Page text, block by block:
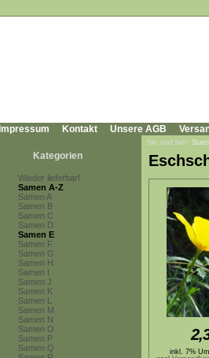
Impressum Kontakt Unsere AGB
Kategorien
Wieder lieferbar!
Samen A-Z
Samen A
Samen B
Samen C
Samen D
Samen E
Samen F
Samen G
Samen H
Samen I
Samen J
Samen K
Samen L
Samen M
Samen N
Samen O
Samen P
Samen Q
Sie sind hier:
inkl. 7%